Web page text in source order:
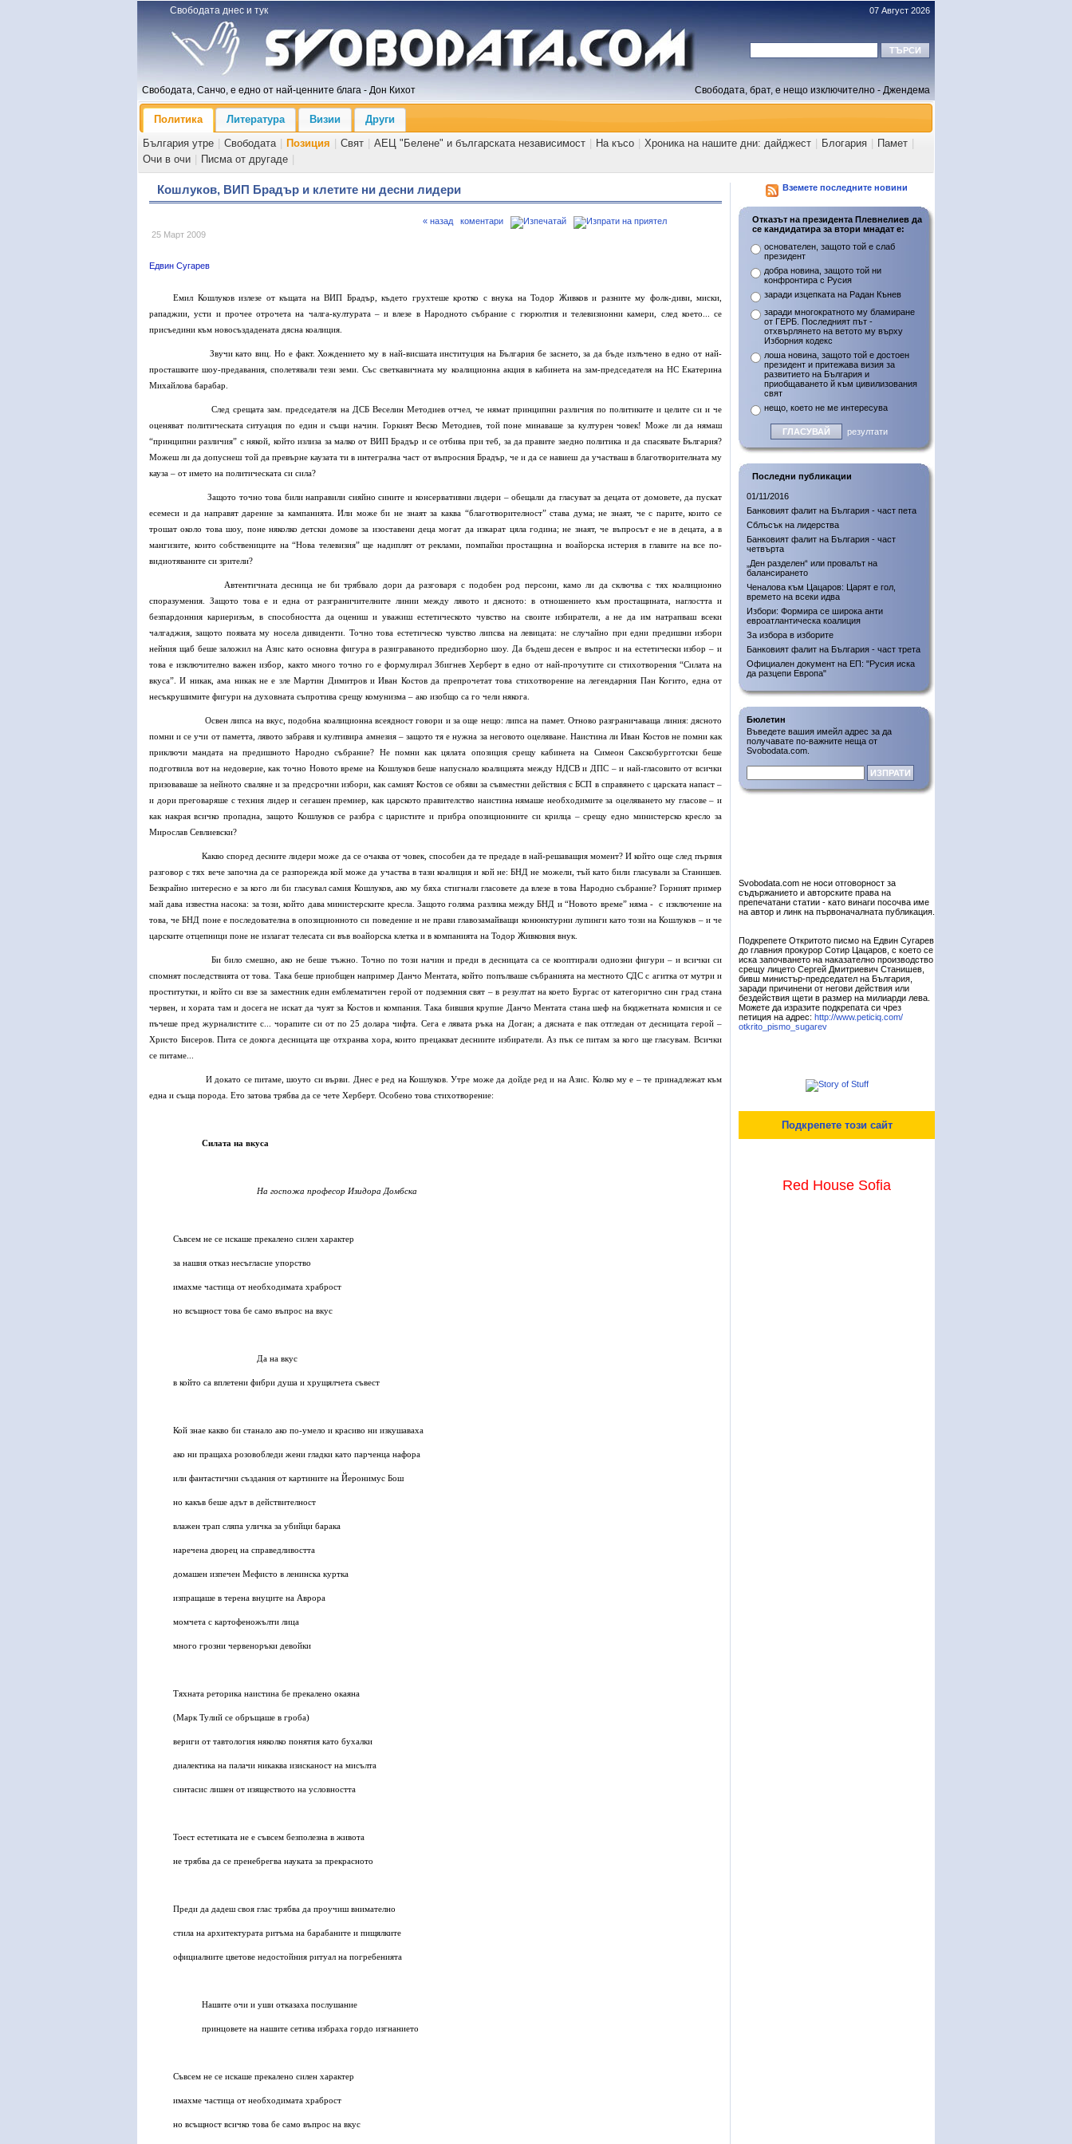
Свободата днес и тук 07 Август 2026
Свободата, Санчо, е едно от най-ценните блага - Дон Кихот Свободата, брат, е нещо изключително - Джендема
Политика Литература Визии
Други
България утре
Свободата Позиция Свят АЕЦ "Белене" и българската независимост На късо Хроника на нашите дни: дайджест Блогария Памет
Очи в очи
Писма от другаде
Кошлуков, ВИП Брадър и клетите ни десни лидери
25 Март 2009
« назад коментари
Едвин Сугарев
Емил Кошлуков излезе от къщата на ВИП Брадър, където грухтеше кротко с внука на Тодор Живков и разните му фолк-диви, миски,
рападжии, усти и прочее отрочета на чалга-културата – и влезе в Народното събрание с гюрюлтия и телевизионни камери, след което... се
присъедини към новосъздадената дясна коалиция.
Звучи като виц. Но е факт. Хождението му в най-висшата институция на България бе заснето, за да бъде излъчено в едно от най-
просташките шоу-предавания, сполетявали тези земи. Със светкавичната му коалиционна акция в кабинета на зам-председателя на НС Екатерина
Михайлова барабар.
След срещата зам. председателя на ДСБ Веселин Методиев отчел, че нямат принципни различия по политиките и целите си и че
оценяват политическата ситуация по един и същи начин. Горкият Веско Методиев, той поне минаваше за културен човек! Може ли да нямаш
“принципни различия” с някой, който излиза за малко от ВИП Брадър и се отбива при теб, за да правите заедно политика и да спасявате България?
Можеш ли да допуснеш той да превърне каузата ти в интегрална част от въпросния Брадър, че и да се навиеш да участваш в благотворителната му
кауза – от името на политическата си сила?
Защото точно това били направили сияйно сините и консервативни лидери – обещали да гласуват за децата от домовете, да пускат
есемеси и да направят дарение за кампанията. Или може би не знаят за каква “благотворителност” става дума; не знаят, че с парите, които се
трошат около това шоу, поне няколко детски домове за изоставени деца могат да изкарат цяла година; не знаят, че въпросът е не в децата, а в
мангизите, които собствениците на “Нова телевизия” ще надиплят от реклами, помпайки простащина и воайорска истерия в главите на все по-
видиотяваните си зрители?
Автентичната десница не би трябвало дори да разговаря с подобен род персони, камо ли да сключва с тях коалиционно
споразумения. Защото това е и една от разграничителните линии между лявото и дясното: в отношението към простащината, наглостта и
безпардонния кариеризъм, в способността да оцениш и уважиш естетическото чувство на своите избиратели, а не да им натрапваш всеки
чалгаджия, защото появата му носела дивиденти. Точно това естетическо чувство липсва на левицата: не случайно при едни предишни избори
нейния щаб беше заложил на Азис като основна фигура в разиграваното предизборно шоу. Да бъдеш десен е въпрос и на естетически избор – и
това е изключително важен избор, както много точно го е формулирал Збигнев Херберт в едно от най-прочутите си стихотворения “Силата на
вкуса”. И никак, ама никак не е зле Мартин Димитров и Иван Костов да препрочетат това стихотворение на легендарния Пан Когито, една от
несъкрушимите фигури на духовната съпротива срещу комунизма – ако изобщо са го чели някога.
Освен липса на вкус, подобна коалиционна всеядност говори и за още нещо: липса на памет. Отново разграничаваща линия: дясното
помни и се учи от паметта, лявото забравя и култивира амнезия – защото тя е нужна за неговото оцеляване. Наистина ли Иван Костов не помни как
приключи мандата на предишното Народно събрание? Не помни как цялата опозиция срещу кабинета на Симеон Сакскобургготски беше
подготвила вот на недоверие, как точно Новото време на Кошлуков беше напуснало коалицията между НДСВ и ДПС – и най-гласовито от всички
призоваваше за нейното сваляне и за предсрочни избори, как самият Костов се обяви за съвместни действия с БСП в справянето с царската напаст –
и дори преговаряше с техния лидер и сегашен премиер, как царското правителство наистина нямаше необходимите за оцеляването му гласове – и
как накрая всичко пропадна, защото Кошлуков се разбра с царистите и прибра опозиционните си крилца – срещу едно министерско кресло за
Мирослав Севлиевски?
Какво според десните лидери може да се очаква от човек, способен да те предаде в най-решаващия момент? И който още след първия
разговор с тях вече започна да се разпорежда кой може да участва в тази коалиция и кой не: БНД не можели, тъй като били гласували за Станишев.
Безкрайно интересно е за кого ли би гласувал самия Кошлуков, ако му бяха стигнали гласовете да влезе в това Народно събрание? Горният пример
май дава известна насока: за този, който дава министерските кресла. Защото голяма разлика между БНД и “Новото време” няма -
с изключение на
това, че БНД поне е последователна в опозиционното си поведение и не прави главозамайващи конюнктурни лупинги като този на Кошлуков – и че
царските отцепници поне не излагат телесата си във воайорска клетка и в компанията на Тодор Живковия внук.
Би било смешно, ако не беше тъжно. Точно по този начин и преди в десницата са се кооптирали одиозни фигури – и всички си
спомнят последствията от това. Така беше приобщен например Данчо Ментата, който попълваше събранията на местното СДС с агитка от мутри и
проститутки, и който си взе за заместник един емблематичен герой от подземния свят – в резултат на което Бургас от категорично син град стана
червен, и хората там и досега не искат да чуят за Костов и компания. Така бившия крупие Данчо Ментата стана шеф на бюджетната комисия и се
пъчеше пред журналистите с... чорапите си от по 25 долара чифта. Сега е лявата ръка на Доган; а дясната е пак отгледан от десницата герой –
Христо Бисеров. Пита се докога десницата ще отхранва хора, които прецакват десниите избиратели. Аз пък се питам за кого ще гласувам. Всички
се питаме...
И докато се питаме, шоуто си върви. Днес е ред на Кошлуков. Утре може да дойде ред и на Азис. Колко му е – те принадлежат към
една и съща порода. Ето затова трябва да се чете Херберт. Особено това стихотворение:
Силата на вкуса
На госпожа професор Изидора Домбска
Съвсем не се искаше прекалено силен характер
за нашия отказ несъгласие упорство
имахме частица от необходимата храброст
но всъщност това бе само въпрос на вкус
Да на вкус
в който са вплетени фибри душа и хрущялчета съвест
Кой знае какво би станало ако по-умело и красиво ни изкушаваха
ако ни пращаха розовобледи жени гладки като парченца нафора
или фантастични създания от картините на Йеронимус Бош
но какъв беше адът в действителност
влажен трап сляпа уличка за убийци барака
наречена дворец на справедливостта
домашен изпечен Мефисто в ленинска куртка
изпращаше в терена внуците на Аврора
момчета с картофеножълти лица
много грозни червеноръки девойки
Тяхната реторика наистина бе прекалено окаяна
(Марк Тулий се обръщаше в гроба)
вериги от тавтология няколко понятия като бухалки
диалектика на палачи никаква изисканост на мисълта
синтасис лишен от изяществото на условността
Тоест естетиката не е съвсем безполезна в живота
не трябва да се пренебрегва науката за прекрасното
Преди да дадеш своя глас трябва да проучиш внимателно
стила на архитектурата ритъма на барабаните и пищялките
официалните цветове недостойния ритуал на погребенията
Нашите очи и уши отказаха послушание
принцовете на нашите сетива избраха гордо изгнанието
Съвсем не се искаше прекалено силен характер
имахме частица от необходимата храброст
но всъщност всичко това бе само въпрос на вкус
Вземете последните новини
Отказът на президента Плевнелиев да
се кандидатира за втори мнадат е:
основателен, защото той е слаб
президент
добра новина, защото той ни
конфронтира с Русия
заради изцепката на Радан Кънев
заради многократното му бламиране
от ГЕРБ. Последният път -
отхвърлянето на ветото му върху
Изборния кодекс
лоша новина, защото той е достоен
президент и притежава визия за
развитието на България и
приобщаването й към цивилизования
свят
нещо, което не ме интересува
резултати
Последни публикации
01/11/2016
Банковият фалит на България - част пета
Сблъсък на лидерства
Банковият фалит на България - част
четвърта
„Ден разделен“ или провалът на
балансирането
Ченалова към Цацаров: Царят е гол,
времето на всеки идва
Избори: Формира се широка анти
евроатлантическа коалиция
За избора в изборите
Банковият фалит на България - част трета
Официален документ на ЕП: "Русия иска
да разцепи Европа"
Бюлетин
Въведете вашия имейл адрес за да
получавате по-важните неща от
Svobodata.com.
Svobodata.com не носи отговорност за
съдържанието и авторските права на
препечатани статии - като винаги посочва име
на автор и линк на първоначалната публикация.
Подкрепете Откритото писмо на Едвин Сугарев
до главния прокурор Сотир Цацаров, с което се
иска започването на наказателно производство
срещу лицето Сергей Дмитриевич Станишев,
бивш министър-председател на България,
заради причинени от негови действия или
бездействия щети в размер на милиарди лева.
Можете да изразите подкрепата си чрез
петиция на адрес: http://www.peticiq.com/
otkrito_pismo_sugarev
Подкрепете този сайт
Red House Sofia